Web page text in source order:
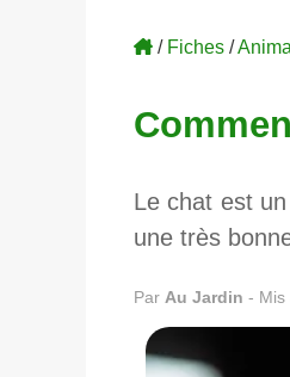
/ Fiches /
Le chat est
une très
Par Au Jardin - Mis